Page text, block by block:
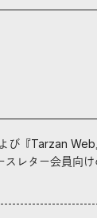
び『Tarzan
スレター会員向